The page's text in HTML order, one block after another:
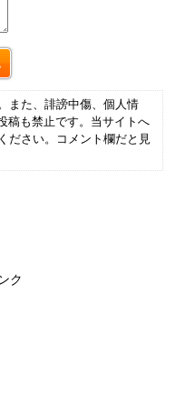
また、誹謗中傷、個人情
稿も禁止です。当サイトへ
ださい。コメント欄だと見
ク